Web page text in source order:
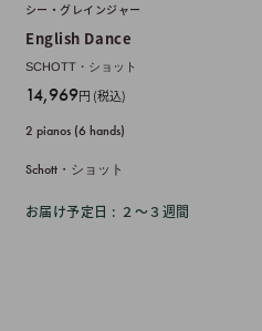
シー・グレインジャー
English Dance
SCHOTT・ショット
販
価
格
14,969円 (税込)
2 pianos (6 hands)
Schott・ショット
お届け予定日 : ２〜３週間